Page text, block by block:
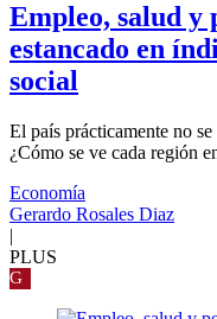
Empleo, salud y
estancado en
social
El país prácticamente no
¿Cómo se ve cada región
Economía
Gerardo Rosales Diaz
|
PLUS
G